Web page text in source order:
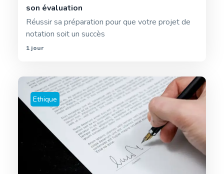
son évaluation
Réussir sa préparation pour que votre projet de
notation soit un succès
1 jour
Ethique